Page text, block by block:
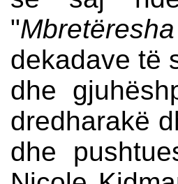
"
dekadave të
dhe
dredharakë
dhe